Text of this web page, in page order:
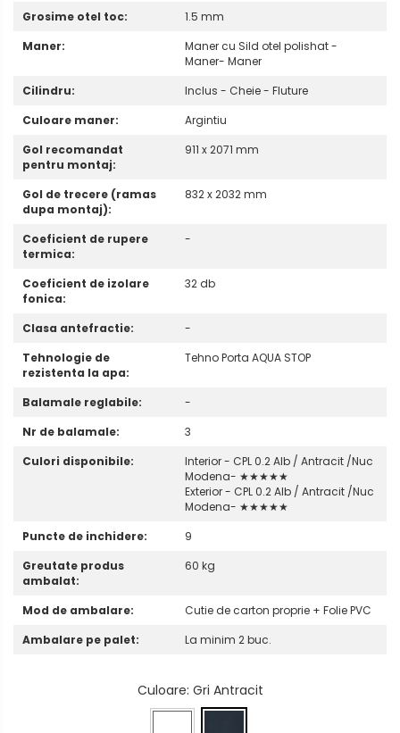
Grosime otel toc:
1.5 mm
Maner:
Maner cu Sild otel polishat -
Maner- Maner
Cilindru:
Inclus - Cheie - Fluture
Culoare maner:
Argintiu
Gol recomandat
pentru montaj:
911 x 2071 mm
Gol de trecere (ramas
dupa montaj):
832 x 2032 mm
Coeficient de rupere
termica:
-
Coeficient de izolare
fonica:
32 db
Clasa antefractie:
-
Tehnologie de
rezistenta la apa:
Tehno Porta AQUA STOP
Balamale reglabile:
-
Nr de balamale:
3
Culori disponibile:
Interior - CPL 0.2 Alb / Antracit /Nuc
Modena- ★★★★★
Exterior - CPL 0.2 Alb / Antracit /Nuc
Modena- ★★★★★
Puncte de inchidere:
9
Greutate produs
ambalat:
60 kg
Mod de ambalare:
Cutie de carton proprie + Folie PVC
Ambalare pe palet:
La minim 2 buc.
Culoare: Gri Antracit